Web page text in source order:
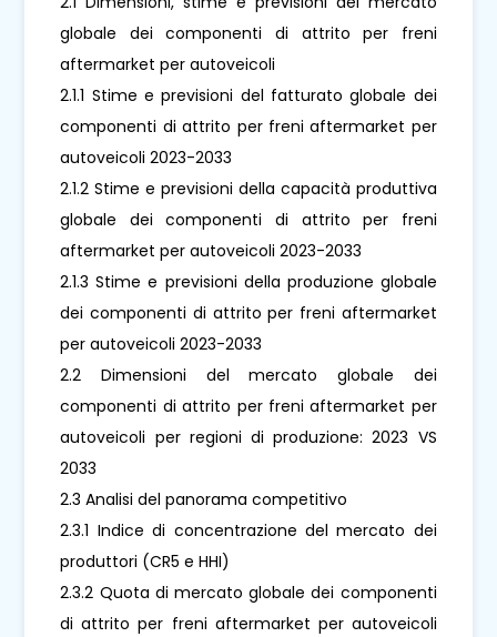
globale dei componenti di attrito per freni
aftermarket per autoveicoli
2.1.1 Stime e previsioni del fatturato globale dei
componenti di attrito per freni aftermarket per
autoveicoli 2023-2033
2.1.2 Stime e previsioni della capacità produttiva
globale dei componenti di attrito per freni
aftermarket per autoveicoli 2023-2033
2.1.3 Stime e previsioni della produzione globale
dei componenti di attrito per freni aftermarket
per autoveicoli 2023-2033
2.2 Dimensioni del mercato globale dei
componenti di attrito per freni aftermarket per
autoveicoli per regioni di produzione: 2023 VS
2033
2.3 Analisi del panorama competitivo
2.3.1 Indice di concentrazione del mercato dei
produttori (CR5 e HHI)
2.3.2 Quota di mercato globale dei componenti
di attrito per freni aftermarket per autoveicoli